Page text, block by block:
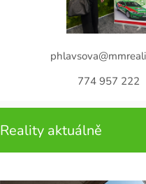
774 957 222
Reality aktuálně